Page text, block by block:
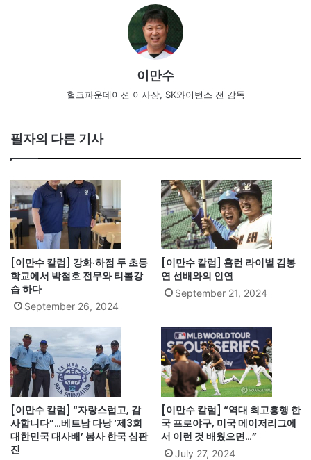
이만수
헐크파운데이션 이사장, SK와이번스 전 감독
필자의 다른 기사
[이만수 칼럼] 강화·하점 두 초등
학교에서 박철호 전무와 티볼강
습 하다
September 26, 2024
[이만수 칼럼] 홈런 라이벌 김봉
연 선배와의 인연
September 21, 2024
[이만수 칼럼] “자랑스럽고, 감
사합니다”…베트남 다낭 ‘제3회
대한민국 대사배’ 봉사 한국 심판
진
[이만수 칼럼] “역대 최고흥행 한
국 프로야구, 미국 메이저리그에
서 이런 것 배웠으면…”
July 27, 2024